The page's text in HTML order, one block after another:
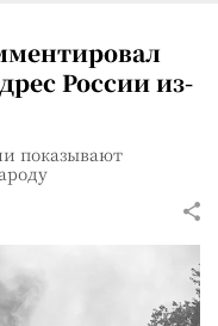
России из-
показывают